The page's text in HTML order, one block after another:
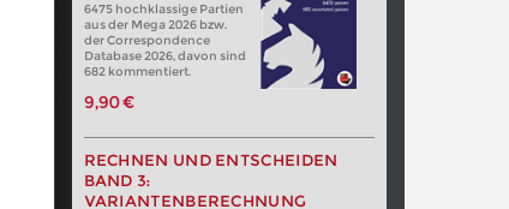
6475 hochklassige Partien
aus der Mega 2026 bzw.
der Correspondence
Database 2026, davon sind
682 kommentiert.
9,90 €
RECHNEN UND ENTSCHEIDEN
BAND 3:
VARIANTENBERECHNUNG